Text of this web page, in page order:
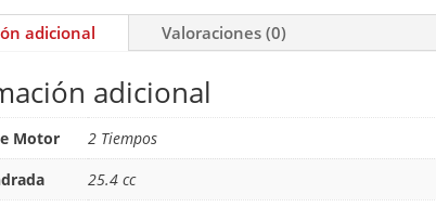
adicional Valoraciones (0)
adicional
Motor
2 Tiempos
25.4 cc